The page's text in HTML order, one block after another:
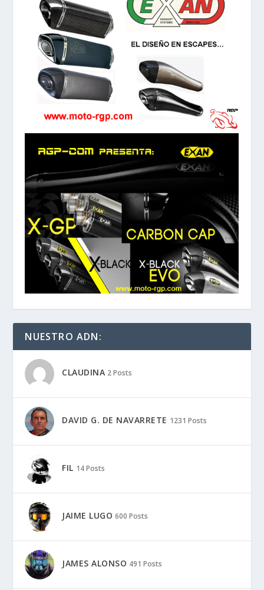
NUESTRO ADN:
CLAUDINA 2 Posts
DAVID G. DE NAVARRETE 1231 Posts
FIL 14 Posts
JAIME LUGO 600 Posts
JAMES ALONSO 491 Posts